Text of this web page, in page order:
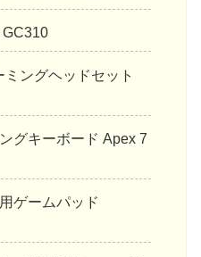
ングヘッドセット
グキーボード Apex 7
ゲームパッド